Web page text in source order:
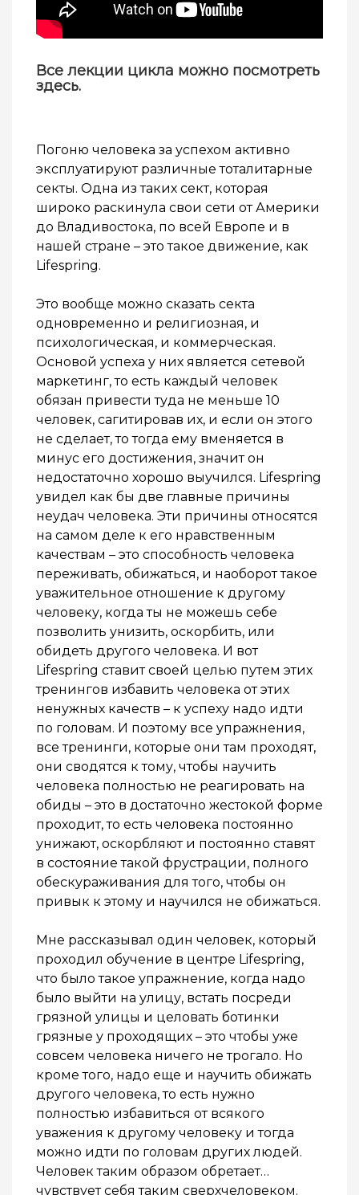
Все лекции цикла можно посмотреть
здесь.
Погоню человека за успехом активно
эксплуатируют различные тоталитарные
секты. Одна из таких сект, которая
широко раскинула свои сети от Америки
до Владивостока, по всей Европе и в
нашей стране – это такое движение, как
Lifespring.
Это вообще можно сказать секта
одновременно и религиозная, и
психологическая, и коммерческая.
Основой успеха у них является сетевой
маркетинг, то есть каждый человек
обязан привести туда не меньше 10
человек, сагитировав их, и если он этого
не сделает, то тогда ему вменяется в
минус его достижения, значит он
недостаточно хорошо выучился. Lifespring
увидел как бы две главные причины
неудач человека. Эти причины относятся
на самом деле к его нравственным
качествам – это способность человека
переживать, обижаться, и наоборот такое
уважительное отношение к другому
человеку, когда ты не можешь себе
позволить унизить, оскорбить, или
обидеть другого человека. И вот
Lifespring ставит своей целью путем этих
тренингов избавить человека от этих
ненужных качеств – к успеху надо идти
по головам. И поэтому все упражнения,
все тренинги, которые они там проходят,
они сводятся к тому, чтобы научить
человека полностью не реагировать на
обиды – это в достаточно жестокой форме
проходит, то есть человека постоянно
унижают, оскорбляют и постоянно ставят
в состояние такой фрустрации, полного
обескураживания для того, чтобы он
привык к этому и научился не обижаться.
Мне рассказывал один человек, который
проходил обучение в центре Lifespring,
что было такое упражнение, когда надо
было выйти на улицу, встать посреди
грязной улицы и целовать ботинки
грязные у проходящих – это чтобы уже
совсем человека ничего не трогало. Но
кроме того, надо еще и научить обижать
другого человека, то есть нужно
полностью избавиться от всякого
уважения к другому человеку и тогда
можно идти по головам других людей.
Человек таким образом обретает…
чувствует себя таким сверхчеловеком.